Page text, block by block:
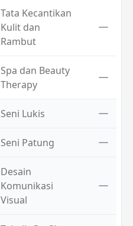
Tata Kecantikan
Kulit dan
Rambut
Spa dan Beauty
Therapy
Seni Lukis
Seni Patung
Desain
Komunikasi
Visual